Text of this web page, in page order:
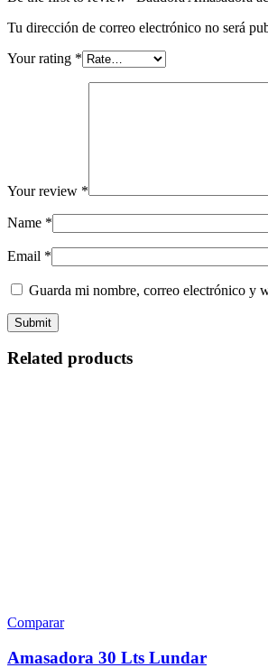
Tu dirección de correo electrónico no será
Your rating *
Your review *
Name *
Email *
Guarda mi nombre, correo electrónico y
Related products
Comparar
Amasadora 30 Lts Lundar